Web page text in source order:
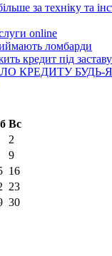
за техніку та
online
ломбарди
кредит під
КРЕДИТУ
Вс
2
9
16
23
30